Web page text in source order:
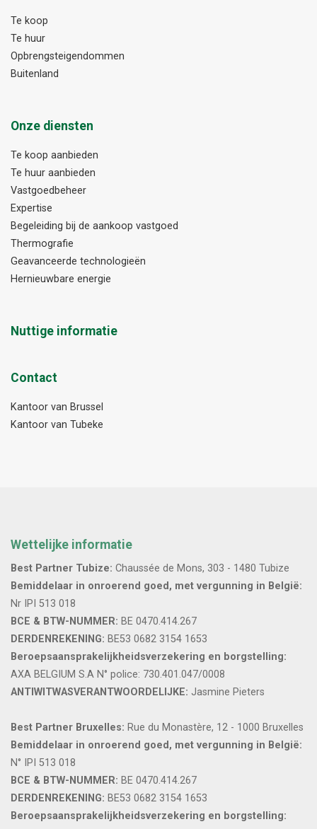
Te koop
Te huur
Opbrengsteigendommen
Buitenland
Onze diensten
Te koop aanbieden
Te huur aanbieden
Vastgoedbeheer
Expertise
Begeleiding bij de aankoop vastgoed
Thermografie
Geavanceerde technologieën
Hernieuwbare energie
Nuttige informatie
Contact
Kantoor van Brussel
Kantoor van Tubeke
Wettelijke informatie
Best Partner Tubize: Chaussée de Mons, 303 - 1480 Tubize
Bemiddelaar in onroerend goed, met vergunning in België:
Nr IPI 513 018
BCE & BTW-NUMMER: BE 0470.414.267
DERDENREKENING: BE53 0682 3154 1653
Beroepsaansprakelijkheidsverzekering en borgstelling:
AXA BELGIUM S.A N° police: 730.401.047/0008
ANTIWITWASVERANTWOORDELIJKE: Jasmine Pieters
Best Partner Bruxelles: Rue du Monastère, 12 - 1000 Bruxelles
Bemiddelaar in onroerend goed, met vergunning in België:
N° IPI 513 018
BCE & BTW-NUMMER: BE 0470.414.267
DERDENREKENING: BE53 0682 3154 1653
Beroepsaansprakelijkheidsverzekering en borgstelling: